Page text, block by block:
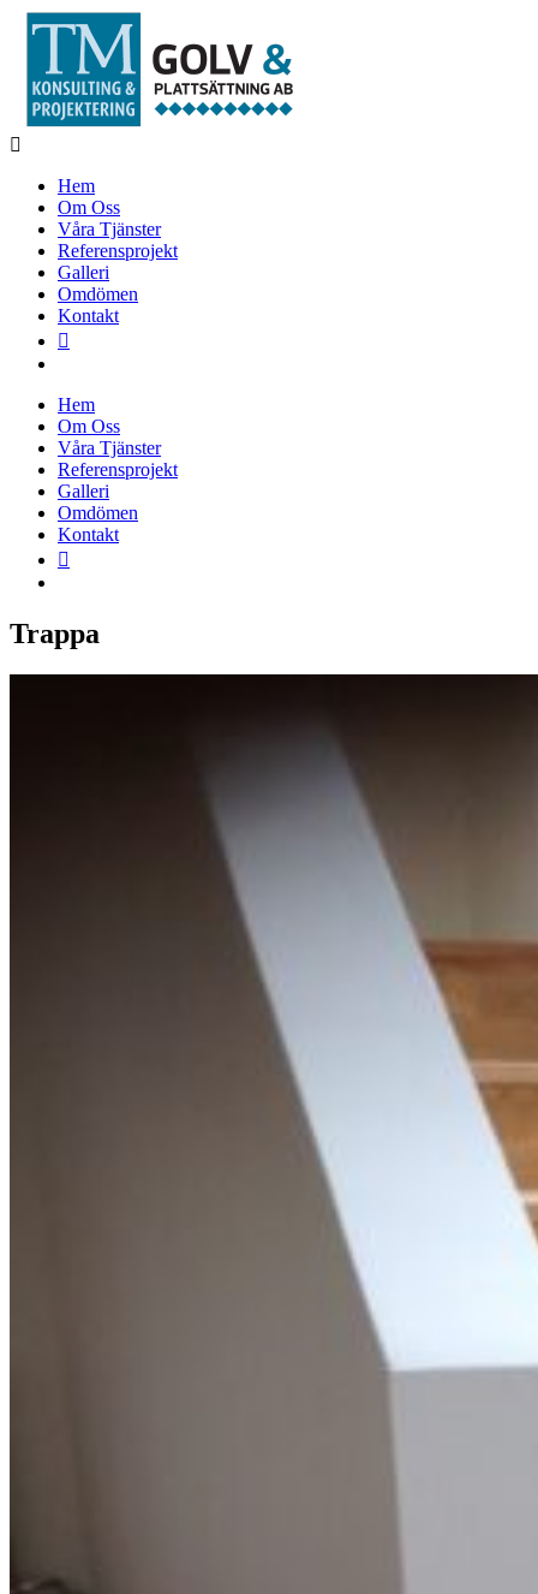
Hem
Om Oss
Våra Tjänster
Referensprojekt
Galleri
Omdömen
Kontakt
Hem
Om Oss
Våra Tjänster
Referensprojekt
Galleri
Omdömen
Kontakt
Trappa